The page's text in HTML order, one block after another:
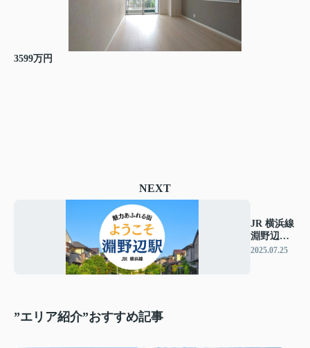
3599万円
NEXT
JR 横浜線
淵野辺駅
エリア紹
2025.07.25
”エリア紹介”おすすめ記事